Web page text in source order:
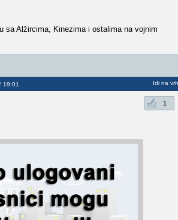
sa Alžircima, Kinezima i ostalima na vojnim
19:01 Idi na vrh
1